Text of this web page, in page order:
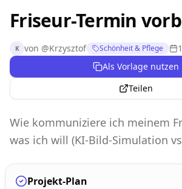
Friseur-Termin
K von @Krzysztof Schönheit & Pflege
Als Vorlage nutzen
Teilen
Wie kommuniziere ich meinem
was ich will (KI-Bild-Simulation
Projekt-Plan